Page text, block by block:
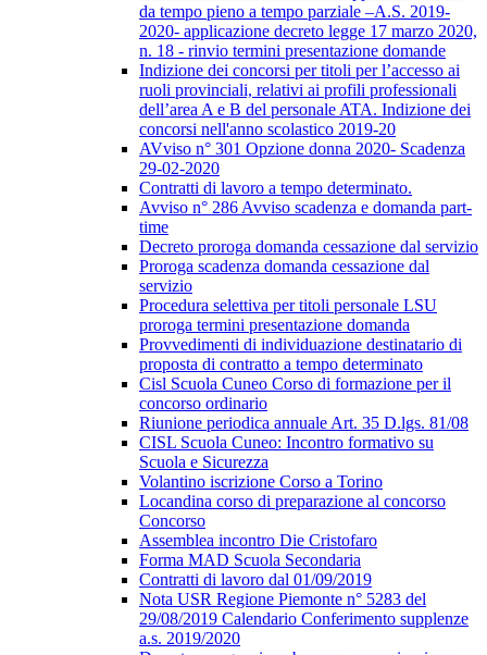
da tempo pieno a tempo parziale –A.S. 2019-
2020- applicazione decreto legge 17 marzo 2020,
n. 18 - rinvio termini presentazione domande
Indizione dei concorsi per titoli per l’accesso ai
ruoli provinciali, relativi ai profili professionali
dell’area A e B del personale ATA. Indizione dei
concorsi nell'anno scolastico 2019-20
AVviso n° 301 Opzione donna 2020- Scadenza
29-02-2020
Contratti di lavoro a tempo determinato.
Avviso n° 286 Avviso scadenza e domanda part-
time
Decreto proroga domanda cessazione dal servizio
Proroga scadenza domanda cessazione dal
servizio
Procedura selettiva per titoli personale LSU
proroga termini presentazione domanda
Provvedimenti di individuazione destinatario di
proposta di contratto a tempo determinato
Cisl Scuola Cuneo Corso di formazione per il
concorso ordinario
Riunione periodica annuale Art. 35 D.lgs. 81/08
CISL Scuola Cuneo: Incontro formativo su
Scuola e Sicurezza
Volantino iscrizione Corso a Torino
Locandina corso di preparazione al concorso
Concorso
Assemblea incontro Die Cristofaro
Forma MAD Scuola Secondaria
Contratti di lavoro dal 01/09/2019
Nota USR Regione Piemonte n° 5283 del
29/08/2019 Calendario Conferimento supplenze
a.s. 2019/2020